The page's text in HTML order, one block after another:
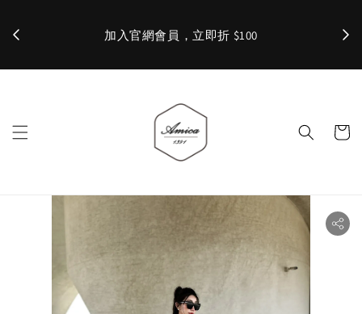
加入官網會員，立即折 $100 ✨